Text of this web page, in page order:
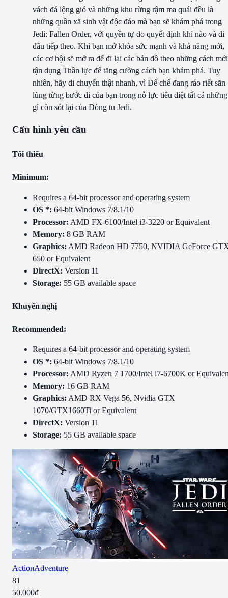
vách đá lộng gió và những khu rừng rậm ma quái đều là
những quần xã sinh vật độc đáo mà bạn sẽ khám phá trong
Jedi: Fallen Order, với quyền tự do quyết định khi nào và đi
đâu tiếp theo. Khi bạn mở khóa sức mạnh và khả năng mới,
các cơ hội sẽ mở ra để đi lại các bản đồ theo những cách
tận dụng Thần lực để tăng cường cách bạn khám phá. Tuy
nhiên, hãy di chuyển thật nhanh, vì Đế chế đang ráo riết săn
lùng từng bước đi của bạn trong nỗ lực tiêu diệt tất cả những
gì còn sót lại của Dòng tu Jedi.
Cấu hình yêu cầu
Tối thiểu
Minimum:
Requires a 64-bit processor and operating system
OS *: 64-bit Windows 7/8.1/10
Processor: AMD FX-6100/Intel i3-3220 or Equivalent
Memory: 8 GB RAM
Graphics: AMD Radeon HD 7750, NVIDIA GeForce
650 or Equivalent
DirectX: Version 11
Storage: 55 GB available space
Khuyến nghị
Recommended:
Requires a 64-bit processor and operating system
OS *: 64-bit Windows 7/8.1/10
Processor: AMD Ryzen 7 1700/Intel i7-6700K or
Memory: 16 GB RAM
Graphics: AMD RX Vega 56, Nvidia GTX
1070/GTX1660Ti or Equivalent
DirectX: Version 11
Storage: 55 GB available space
ActionAdventure
81
50.000₫